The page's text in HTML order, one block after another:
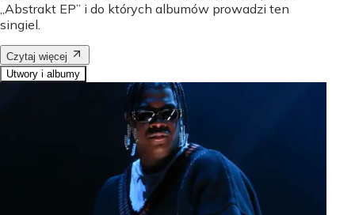
„Abstrakt EP” i do których albumów prowadzi ten
singiel.
Czytaj więcej
Utwory i albumy